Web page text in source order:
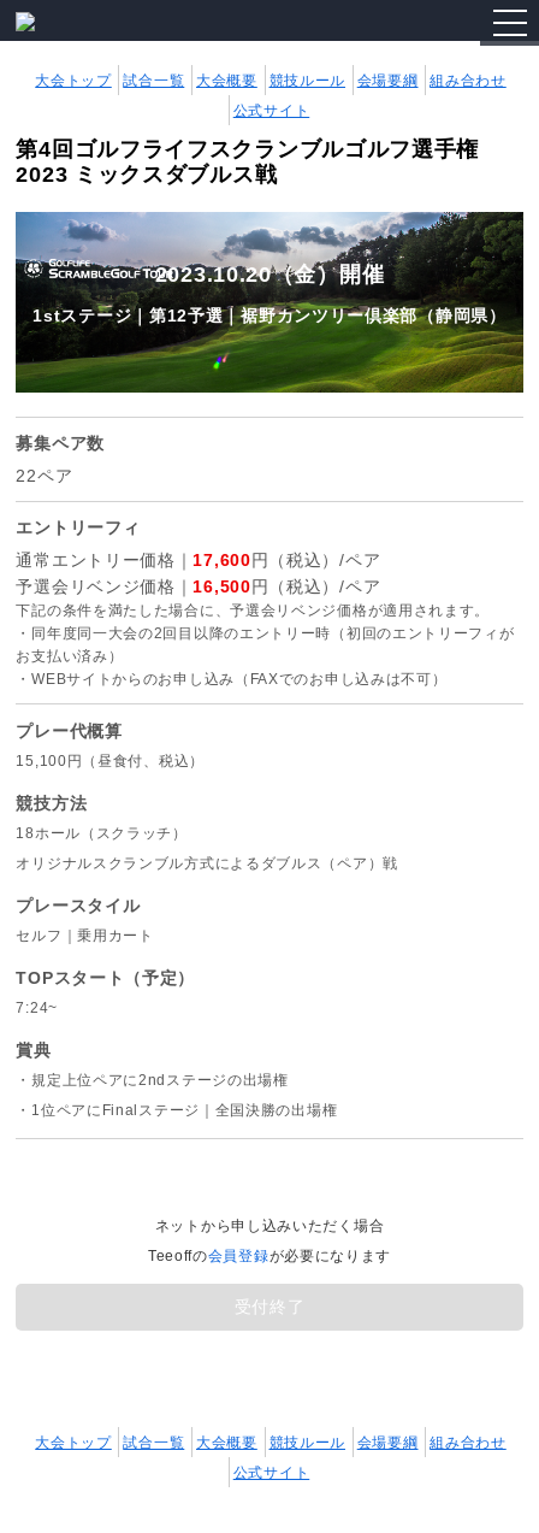
大会トップ 試合一覧 大会概要 競技ルール 会場要綱
組み合わせ
公式サイト
第4回ゴルフライフスクランブルゴルフ選手権
2023 ミックスダブルス戦
2023.10.20（金）開催
1stステージ｜第12予選｜裾野カンツリー倶楽部（静岡県）
募集ペア数
22ペア
エントリーフィ
通常エントリー価格｜ 17,600円（税込）/ペア
予選会リベンジ価格｜ 16,500円（税込）/ペア
下記の条件を満たした場合に、予選会リベンジ価格が適用されます。
・同年度同一大会の2回目以降のエントリー時（初回のエントリーフィが
お支払い済み）
・WEBサイトからのお申し込み（FAXでのお申し込みは不可）
プレー代概算
15,100円（昼食付、税込）
競技方法
18ホール（スクラッチ）
オリジナルスクランブル方式によるダブルス（ペア）戦
プレースタイル
セルフ｜乗用カート
TOPスタート（予定）
7:24~
賞典
・規定上位ペアに2ndステージの出場権
・1位ペアにFinalステージ｜全国決勝の出場権
ネットから申し込みいただく場合
Teeoffの会員登録が必要になります
受付終了
大会トップ 試合一覧 大会概要 競技ルール 会場要綱
組み合わせ
公式サイト